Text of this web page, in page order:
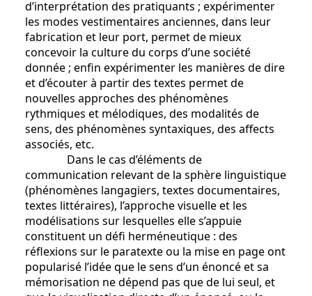
d’interprétation des pratiquants ; expérimenter
les modes vestimentaires anciennes, dans leur
fabrication et leur port, permet de mieux
concevoir la culture du corps d’une société
donnée ; enfin expérimenter les manières de dire
et d’écouter à partir des textes permet de
nouvelles approches des phénomènes
rythmiques et mélodiques, des modalités de
sens, des phénomènes syntaxiques, des affects
associés, etc.
Dans le cas d’éléments de
communication relevant de la sphère linguistique
(phénomènes langagiers, textes documentaires,
textes littéraires), l’approche visuelle et les
modélisations sur lesquelles elle s’appuie
constituent un défi herméneutique : des
réflexions sur le paratexte ou la mise en page ont
popularisé l’idée que le sens d’un énoncé et sa
mémorisation ne dépend pas que de lui seul, et